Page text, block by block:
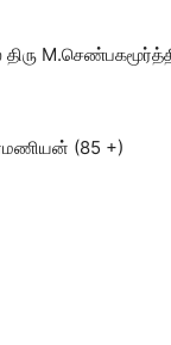
(85 +)